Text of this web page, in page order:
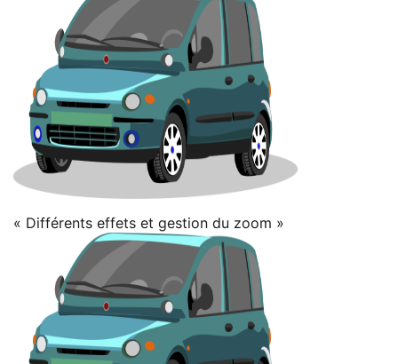
« Différents effets et gestion du zoom »